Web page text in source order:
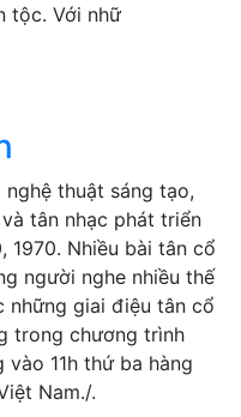
tộc. Với nhữ
thuật sáng tạo,
tân nhạc phát triển
1970. Nhiều bài tân cổ
người nghe nhiều thế
những giai điệu tân cổ
trong chương trình
vào 11h thứ ba hàng
Nam./.